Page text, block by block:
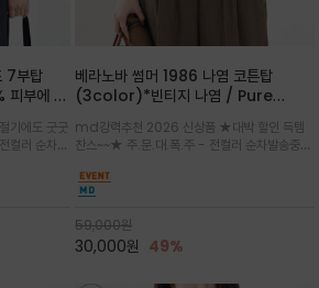
7부탑
부에 닿
에도 굿굿
컬러 순차발
라인을
가벼운 터
베라노바 썸머 1986 나염 코튼탑
(3color)*빈티지 나염 / Pure
어도 룩에 감도가 살아나는 베라노바 스
튜디오 티셔츠
md강력추천 2026 신상품 ★대박 할인 득템
찬스~~★ 주.문.대.폭.주 - 전컬러 순차발송중
유 있는 핏과 경쾌한 기장감이 자연스럽게 체형
을 커버/빈티지한 레터링 프린트가 은근한 포인
트가 되어 데님이나 린넨 팬츠와 감
59,000원
30,000원 49%